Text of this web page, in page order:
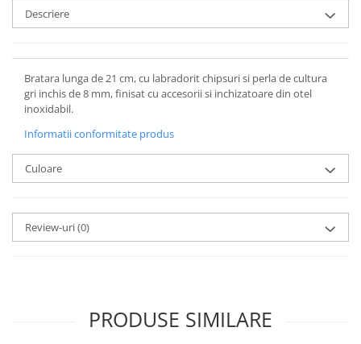
Descriere
Bratara lunga de 21 cm, cu labradorit chipsuri si perla de cultura
gri inchis de 8 mm, finisat cu accesorii si inchizatoare din otel
inoxidabil.
Informatii conformitate produs
Culoare
Review-uri(0)
PRODUSE SIMILARE